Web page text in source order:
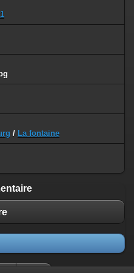
/ La fontaine